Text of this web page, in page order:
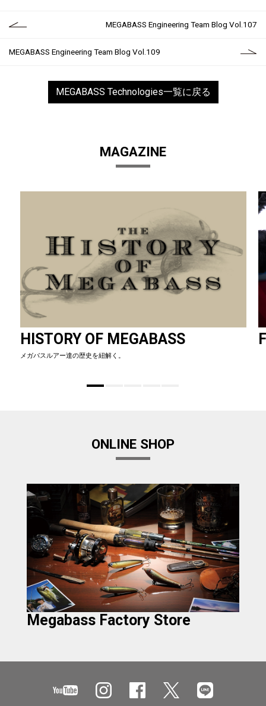
MEGABASS Engineering Team Blog Vol.107
MEGABASS Engineering Team Blog Vol.109
MEGABASS Technologies一覧に戻る
MAGAZINE
HISTORY OF MEGABASS
メガバスルアー達の歴史を紐解く。
ONLINE SHOP
Megabass Factory Store